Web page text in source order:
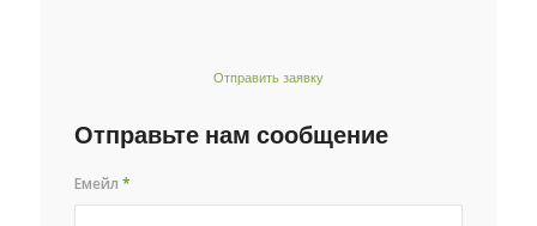
Отправить заявку
Отправьте нам сообщение
Емейл*